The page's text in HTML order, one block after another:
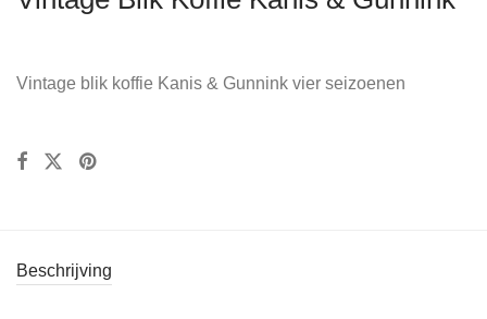
Vintage blik koffie Kanis & Gunnink vier seizoenen
Beschrijving